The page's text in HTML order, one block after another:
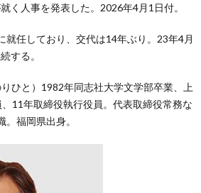
く人事を発表した。2026年4月1日付。
就任しており、交代は14年ぶり。23年4月
する。
ひと）1982年同志社大学文学部卒業、上
11年取締役執行役員。代表取締役常務な
福岡県出身。